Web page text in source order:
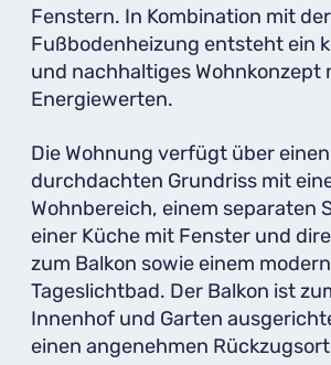
Fenstern. In Kombination mit
Fußbodenheizung entsteht ein
und nachhaltiges
Energiewerten.
Die Wohnung verfügt über einen
durchdachten Grundriss mit
Wohnbereich, einem separaten
einer Küche mit Fenster und
zum Balkon sowie einem
Tageslichtbad. Der Balkon ist
Innenhof und Garten
einen angenehmen